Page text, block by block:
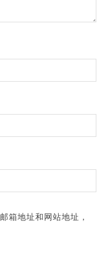
箱地址和网站地址，